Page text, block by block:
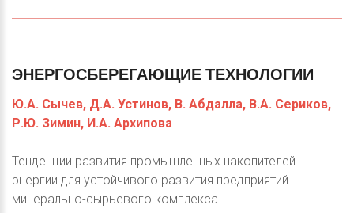
ЭНЕРГОСБЕРЕГАЮЩИЕТЕХНОЛОГИИ
Ю.А. Сычев, Д.А. Устинов, В. Абдалла, В.А. Сериков,
Р.Ю. Зимин, И.А. Архипова
Тенденции развития промышленных накопителей
энергии для устойчивого развития предприятий
минерально-сырьевого комплекса